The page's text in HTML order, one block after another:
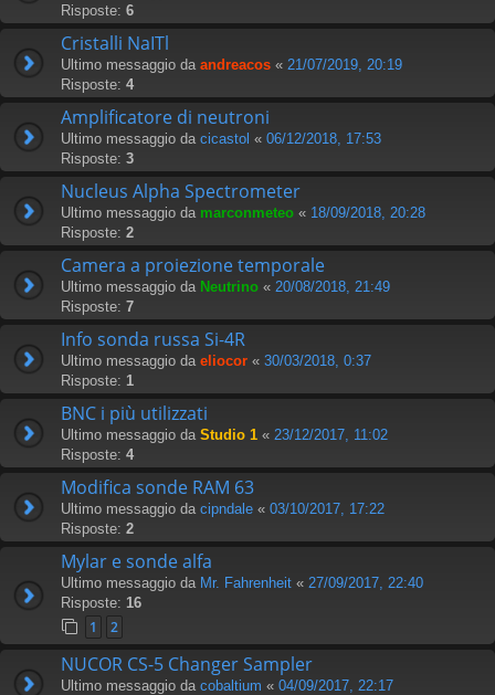
Risposte: 6
Cristalli NaITl
Ultimo messaggio da andreacos « 21/07/2019, 20:19
Risposte: 4
Amplificatore di neutroni
Ultimo messaggio da cicastol « 06/12/2018, 17:53
Risposte: 3
Nucleus Alpha Spectrometer
Ultimo messaggio da marconmeteo « 18/09/2018, 20:28
Risposte: 2
Camera a proiezione temporale
Ultimo messaggio da Neutrino « 20/08/2018, 21:49
Risposte: 7
Info sonda russa Si-4R
Ultimo messaggio da eliocor « 30/03/2018, 0:37
Risposte: 1
BNC i più utilizzati
Ultimo messaggio da Studio 1 « 23/12/2017, 11:02
Risposte: 4
Modifica sonde RAM 63
Ultimo messaggio da cipndale « 03/10/2017, 17:22
Risposte: 2
Mylar e sonde alfa
Ultimo messaggio da Mr. Fahrenheit « 27/09/2017, 22:40
Risposte: 16
1 2
NUCOR CS-5 Changer Sampler
Ultimo messaggio da cobaltium « 04/09/2017, 22:17